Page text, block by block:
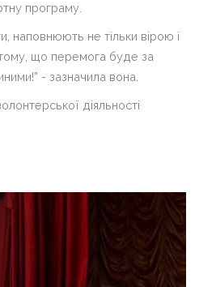
програму.
наповнюють не тільки вірою і
тому, що перемога буде за
- зазначила вона.
діяльності